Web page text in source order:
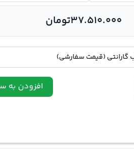
37.510.000تومان
افزودن به